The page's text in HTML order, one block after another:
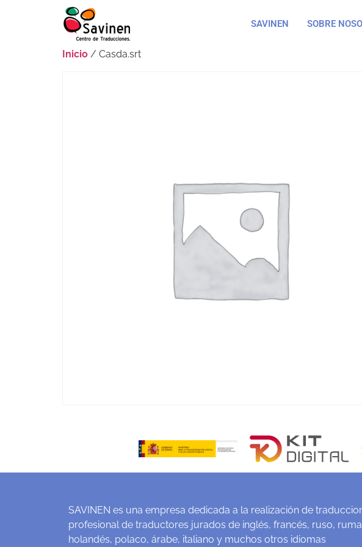
SAVINEN SOBRE
Inicio / Casda.srt
SAVINEN es una empresa dedicada a la realización de
profesional de traductores jurados de inglés, francés, ruso,
holandés, polaco, árabe, italiano y muchos otros idiomas